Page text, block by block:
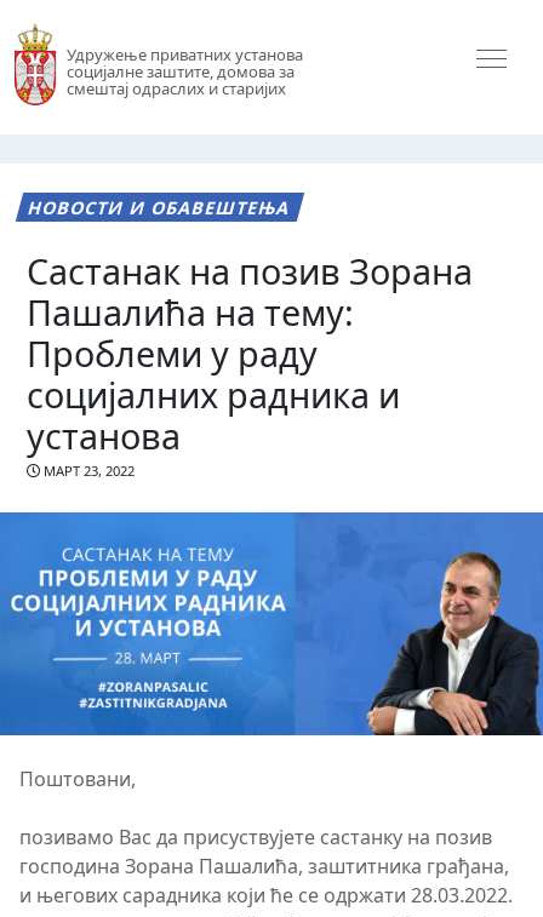
Удружење приватних установа
социјалне заштите, домова за
смештај одраслих и старијих
НОВОСТИ И ОБАВЕШТЕЊА
Састанак на позив Зорана
Пашалића на тему:
Проблеми у раду
социјалних радника и
установа
МАРТ 23, 2022
Поштовани,
позивамо Вас да присуствујете састанку на позив
господина Зорана Пашалића, заштитника грађана,
и његових сарадника који ће се одржати 28.03.2022.